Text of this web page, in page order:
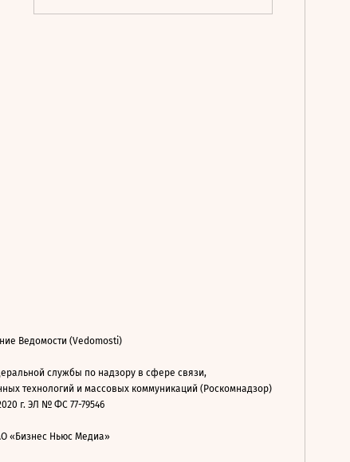
Ведомости (Vedomosti)
службы по надзору в сфере связи,
технологий и массовых коммуникаций (Роскомнадзор)
г. ЭЛ № ФС 77-79546
«Бизнес Ньюс Медиа»